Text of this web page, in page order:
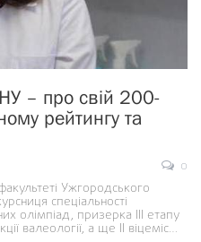
– про свій 200-
рейтингу та
0
Ужгородського
спеціальності
олімпіад, призерка III етапу
валеології, а ще ІІ віцеміс…